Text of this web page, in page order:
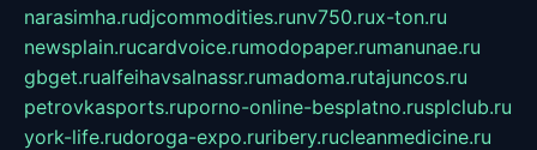
narasimha.rudjcommodities.runv750.rux-ton.ru
newsplain.rucardvoice.rumodopaper.rumanunae.ru
gbget.rualfeihavsalnassr.rumadoma.rutajuncos.ru
petrovkasports.ruporno-online-besplatno.rusplclub.ru
york-life.rudoroga-expo.ruribery.rucleanmedicine.ru